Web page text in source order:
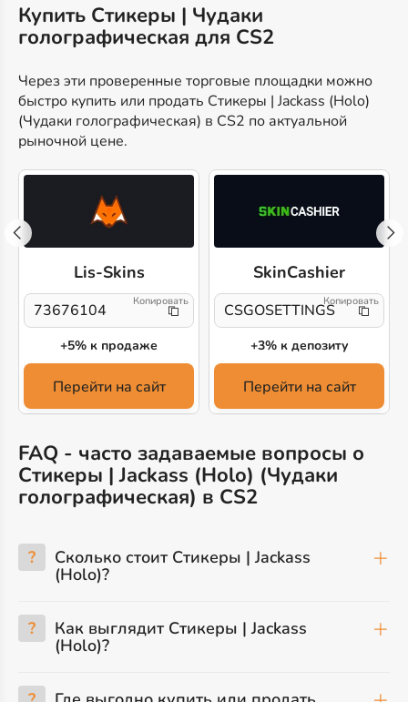
Купить Стикеры | Чудаки
голографическая для CS2
Через эти проверенные торговые площадки можно
быстро купить или продать Стикеры | Jackass (Holo)
(Чудаки голографическая) в CS2 по актуальной
рыночной цене.
Lis-Skins
73676104
+5% к продаже
Перейти на сайт
SkinCashier
CSGOSETTINGS
+3% к депозиту
Перейти на сайт
FAQ - часто задаваемые вопросы о
Стикеры | Jackass (Holo) (Чудаки
голографическая) в CS2
? Сколько стоит Стикеры | Jackass
(Holo)?
? Как выглядит Стикеры | Jackass
(Holo)?